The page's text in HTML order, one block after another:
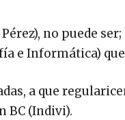
no puede
e Informática)
a que
BC (Indivi).